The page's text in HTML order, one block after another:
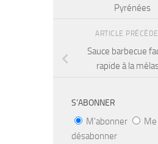
Pyrénées
ARTICLE
Sauce barbecue
rapide à la
S’ABONNER
M'abonner
Me
désabonner